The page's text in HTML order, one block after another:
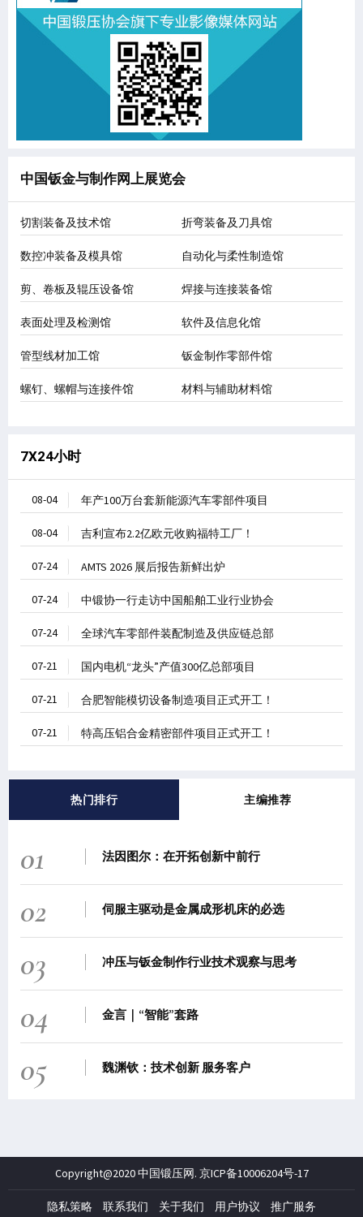
中国钣金与制作网上展览会
切割装备及技术馆 折弯装备及刀具馆
数控冲装备及模具馆 自动化与柔性制造馆
剪、卷板及辊压设备馆 焊接与连接装备馆
表面处理及检测馆 软件及信息化馆
管型线材加工馆 钣金制作零部件馆
螺钉、螺帽与连接件馆 材料与辅助材料馆
7X24小时
08-04 年产100万台套新能源汽车零部件项目
08-04 吉利宣布2.2亿欧元收购福特工厂！
07-24 AMTS 2026 展后报告新鲜出炉
07-24 中锻协一行走访中国船舶工业行业协会
07-24 全球汽车零部件装配制造及供应链总部
07-21 国内电机“龙头”产值300亿总部项目
07-21 合肥智能模切设备制造项目正式开工！
07-21 特高压铝合金精密部件项目正式开工！
热门排行 主编推荐
01 法因图尔：在开拓创新中前行
02 伺服主驱动是金属成形机床的必选
03 冲压与钣金制作行业技术观察与思考
04 金言｜“智能”套路
05 魏渊钦：技术创新 服务客户
Copyright@2020 中国锻压网. 京ICP备10006204号-17
隐私策略 联系我们 关于我们 用户协议 推广服务